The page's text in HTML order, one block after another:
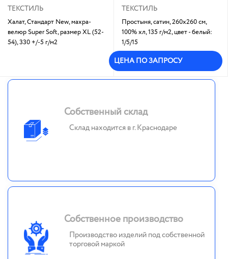
ТЕКСТИЛЬ
Халат, Стандарт New, махра-
велюр Super Soft, размер XL (52-
54), 330 +/-5 г/м2
ТЕКСТИЛЬ
Простыня, сатин, 260х260 см,
100% хл, 135 г/м2, цвет - белый:
1/5/15
Под заказ
ЦЕНА ПО ЗАПРОСУ
Собственный склад
Склад находится в г. Краснодаре
Собственное производство
Производство изделий под собственной
торговой маркой